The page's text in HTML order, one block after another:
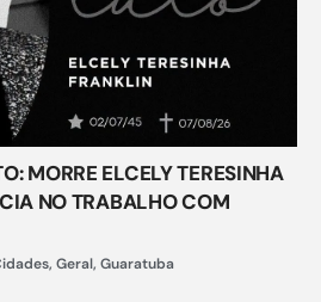
MORRE ELCELY TERESINHA
NO TRABALHO COM
, Geral, Guaratuba